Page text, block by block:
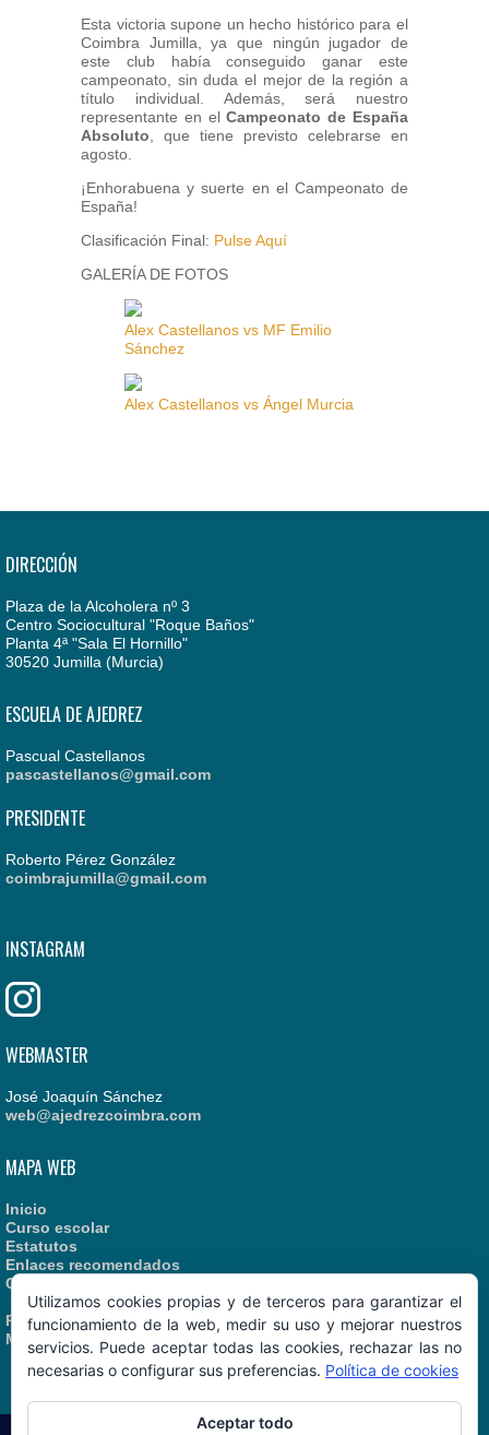
Esta victoria supone un hecho histórico para el
Coimbra Jumilla, ya que ningún jugador de
este club había conseguido ganar este
campeonato, sin duda el mejor de la región a
título individual. Además, será nuestro
representante en elCampeonato de España
Absoluto , que tiene previsto celebrarse en
agosto.
¡Enhorabuena y suerte en el Campeonato de
España!
Clasificación Final: Pulse Aquí
GALERÍA DE FOTOS
Alex Castellanos vs MF Emilio
Sánchez
Alex Castellanos vs Ángel Murcia
DIRECCIÓN
Plaza de la Alcoholera nº 3
Centro Sociocultural "Roque Baños"
Planta 4ª "Sala El Hornillo"
30520 Jumilla (Murcia)
ESCUELA DE AJEDREZ
Pascual Castellanos
pascastellanos@gmail.com
PRESIDENTE
Roberto Pérez González
coimbrajumilla@gmail.com
INSTAGRAM
WEBMASTER
José Joaquín Sánchez
web@ajedrezcoimbra.com
MAPA WEB
Inicio
Curso escolar
Estatutos
Enlaces recomendados
Contacto
Política de Cookies
Manual de Identidad
Utilizamos cookies propias y de terceros para garantizar el
funcionamiento de la web, medir su uso y mejorar nuestros
servicios. Puede aceptar todas las cookies, rechazar las no
necesarias o configurar sus preferencias. Política de cookies
Aceptar todo